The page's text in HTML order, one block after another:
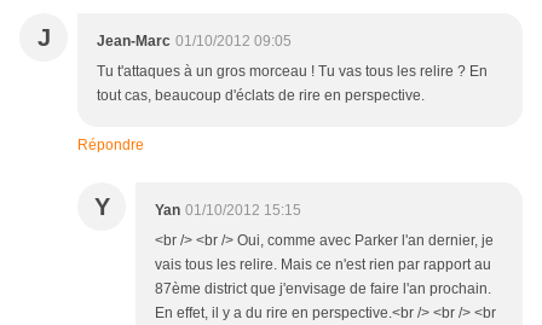
J Jean-Marc 01/10/2012 09:05
Tu t'attaques à un gros morceau ! Tu vas tous les relire ? En
tout cas, beaucoup d'éclats de rire en perspective.
Répondre
Y Yan 01/10/2012 15:15
<br /> <br /> Oui, comme avec Parker l'an dernier, je
vais tous les relire. Mais ce n'est rien par rapport au
87ème district que j'envisage de faire l'an prochain.
En effet, il y a du rire en perspective.<br /> <br /> <br